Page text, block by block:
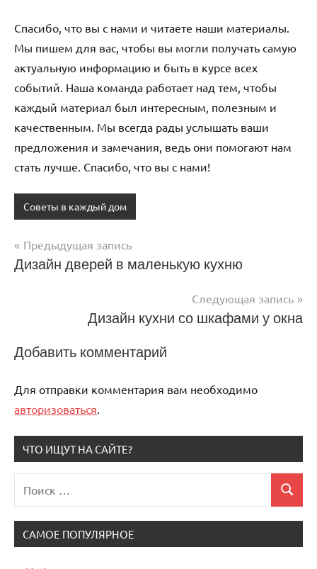
Спасибо, что вы с нами и читаете наши материалы.
Мы пишем для вас, чтобы вы могли получать самую
актуальную информацию и быть в курсе всех
событий. Наша команда работает над тем, чтобы
каждый материал был интересным, полезным и
качественным. Мы всегда рады услышать ваши
предложения и замечания, ведь они помогают нам
стать лучше. Спасибо, что вы с нами!
Советы в каждый дом
Навигация
Предыдущая запись
Дизайн дверей в маленькую кухню
Следующая запись
Дизайн кухни со шкафами у окна
Добавить комментарий
Для отправки комментария вам необходимо
авторизоваться
ЧТО ИЩУТ НА САЙТЕ?
для:
Поиск
САМОЕ ПОПУЛЯРНОЕ